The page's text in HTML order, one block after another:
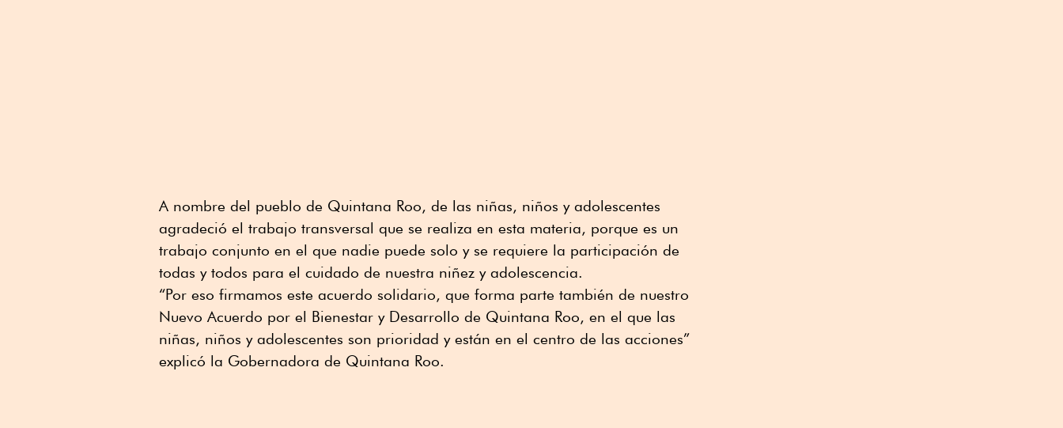
A nombre del pueblo de Quintana Roo, de las niñas, niños y adolescentes
agradeció el trabajo transversal que se realiza en esta materia, porque es un
trabajo conjunto en el que nadie puede solo y se requiere la participación de
todas y todos para el cuidado de nuestra niñez y adolescencia.
“Por eso firmamos este acuerdo solidario, que forma parte también de nuestro
Nuevo Acuerdo por el Bienestar y Desarrollo de Quintana Roo, en el que las
niñas, niños y adolescentes son prioridad y están en el centro de las acciones”
explicó la Gobernadora de Quintana Roo.